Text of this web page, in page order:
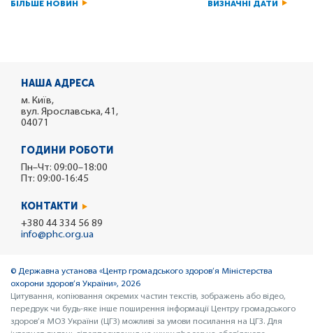
БІЛЬШЕ НОВИН ВИЗНАЧНІ ДАТИ
НАША АДРЕСА
м. Київ,
вул. Ярославська, 41,
04071
ГОДИНИ РОБОТИ
Пн–Чт: 09:00–18:00
Пт: 09:00-16:45
КОНТАКТИ
+380 44 334 56 89
info@phc.org.ua
© Державна установа «Центр громадського здоров’я Міністерства
охорони здоров’я України», 2026
Цитування, копіювання окремих частин текстів, зображень або відео,
передрук чи будь-яке інше поширення інформації Центру громадського
здоров’я МОЗ України (ЦГЗ) можливі за умови посилання на ЦГЗ. Для